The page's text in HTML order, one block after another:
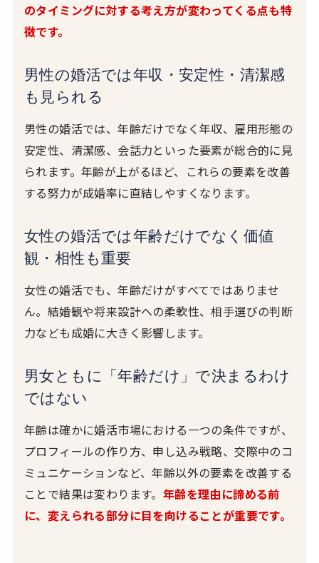
のタイミングに対する考え方が変わってくる点も特
徴です。
男性の婚活では年収・安定性・清潔感
も見られる
男性の婚活では、年齢だけでなく年収、雇用形態の
安定性、清潔感、会話力といった要素が総合的に見
られます。年齢が上がるほど、これらの要素を改善
する努力が成婚率に直結しやすくなります。
女性の婚活では年齢だけでなく価値
観・相性も重要
女性の婚活でも、年齢だけがすべてではありませ
ん。結婚観や将来設計への柔軟性、相手選びの判断
力なども成婚に大きく影響します。
男女ともに「年齢だけ」で決まるわけ
ではない
年齢は確かに婚活市場における一つの条件ですが、
プロフィールの作り方、申し込み戦略、交際中のコ
ミュニケーションなど、年齢以外の要素を改善する
ことで結果は変わります。 年齢を理由に諦める前
に、変えられる部分に目を向けることが重要です。